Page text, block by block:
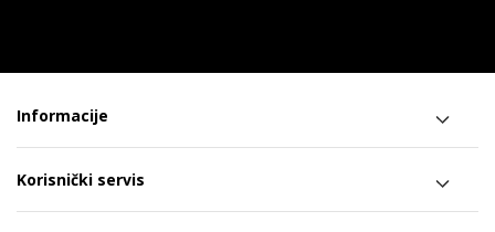
Informacije
Korisnički servis